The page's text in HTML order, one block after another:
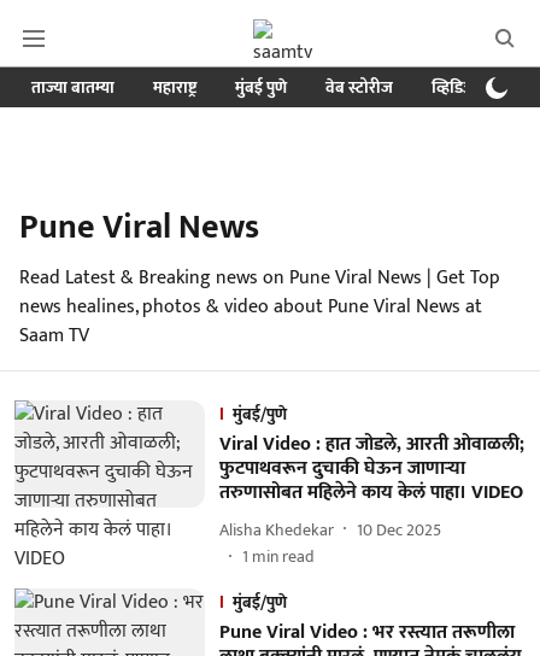
ताज्या बातम्या महाराष्ट्र मुंबई पुणे वेब स्टोरीज व्हिडिओ
Pune Viral News
Read Latest & Breaking news on Pune Viral News | Get Top
news healines, photos & video about Pune Viral News at
Saam TV
मुंबई/पुणे
Viral Video : हात जोडले, आरती ओवाळली;
फुटपाथवरून दुचाकी घेऊन जाणाऱ्या
तरुणासोबत महिलेने काय केलं पाहा। VIDEO
Alisha Khedekar
10 Dec 2025
1 min read
मुंबई/पुणे
Pune Viral Video : भर रस्त्यात तरूणीला